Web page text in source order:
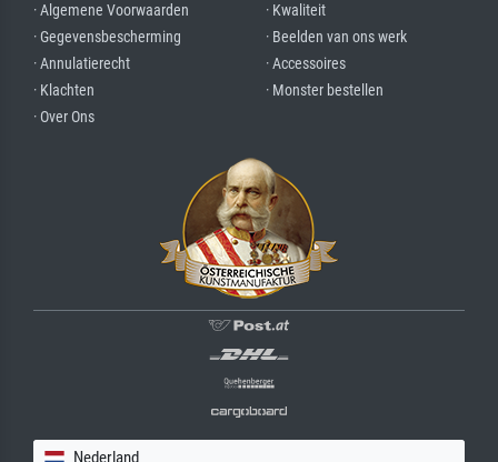
· Algemene Voorwaarden
· Gegevensbescherming
· Annulatierecht
· Klachten
· Over Ons
· Kwaliteit
· Beelden van ons werk
· Accessoires
· Monster bestellen
Nederland